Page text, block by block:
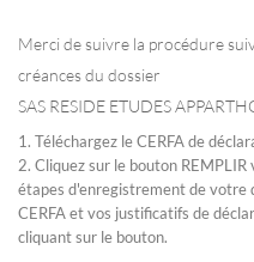
Merci de suivre la procédure
créances du dossier
SAS RESIDE ETUDES
1. Téléchargez le CERFA de
2. Cliquez sur le bouton
étapes d'enregistrement de votre
CERFA et vos justificatifs de
cliquant sur le bouton.